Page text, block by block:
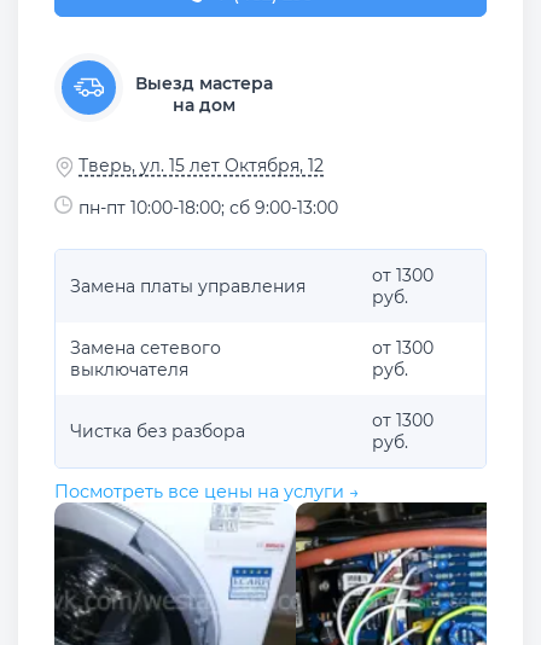
Выезд мастера
на дом
Тверь, ул. 15 лет Октября, 12
пн-пт 10:00-18:00; сб 9:00-13:00
Замена платы управления
от 1300
руб.
Замена сетевого
выключателя
от 1300
руб.
Чистка без разбора
от 1300
руб.
Посмотреть все цены на услуги →